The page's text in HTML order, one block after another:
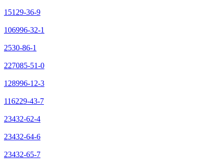
15129-36-9
106996-32-1
2530-86-1
227085-51-0
128996-12-3
116229-43-7
23432-62-4
23432-64-6
23432-65-7